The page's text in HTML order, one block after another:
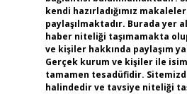
kendi hazırladığımız makaleler
paylaşılmaktadır. Burada yer
haber niteliği taşımamakta
ve kişiler hakkında paylaşım
Gerçek kurum ve kişiler ile
tamamen tesadüfidir.
halindedir ve tavsiye niteliği